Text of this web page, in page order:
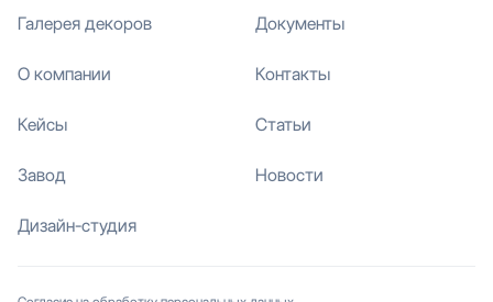
Галерея декоров
О компании
Кейсы
Завод
Дизайн-студия
Документы
Контакты
Статьи
Новости